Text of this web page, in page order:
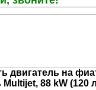
двигатель на
Multijet, 88 kW (120